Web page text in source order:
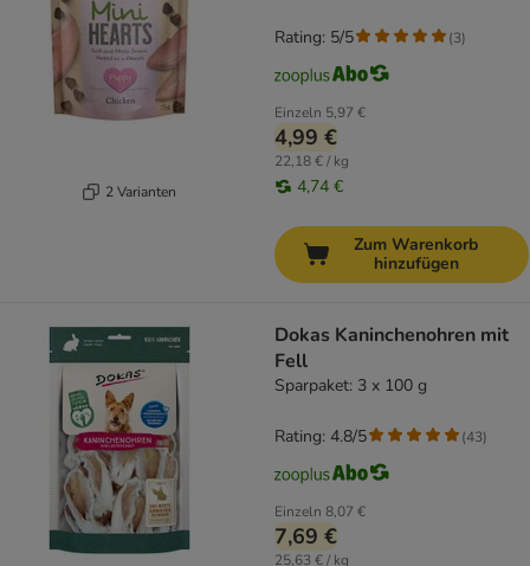
2 Varianten
Einzeln 5,97 €
4,99 €
22,18 € / kg
4,74 €
Rating: 5/5 (3)
Zum Warenkorb
hinzufügen
Dokas Kaninchenohren mit
Fell
Sparpaket: 3 x 100 g
Einzeln 8,07 €
7,69 €
25,63 € / kg
Rating: 4.8/5 (43)